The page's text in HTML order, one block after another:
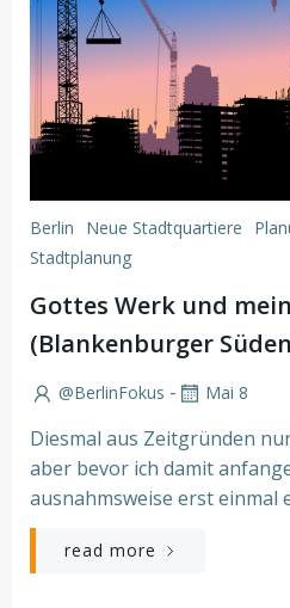
Berlin Neue Stadtquartiere
Stadtplanung
Gottes Werk und
(Blankenburger
@BerlinFokus - Mai 8
Diesmal aus Zeitgründen
aber bevor ich damit
ausnahmsweise erst einmal
read more